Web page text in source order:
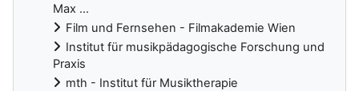
Max ...
Film und Fernsehen - Filmakademie Wien
Institut für musikpädagogische Forschung und
Praxis
mth - Institut für Musiktherapie